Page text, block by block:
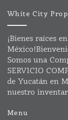
White City
¡Bienes raíces
Somos una
SERVICIO
de Yucatán en
nuestro
Menu